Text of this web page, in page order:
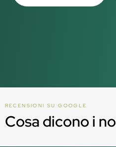
RECENSIONI SU GOOGLE
Cosa dicono i